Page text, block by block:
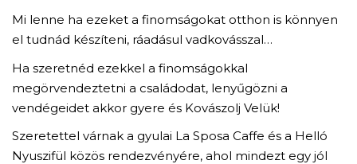
Mi lenne ha ezeket a finomságokat otthon is könnyen
el tudnád készíteni, ráadásul vadkovásszal…
Ha szeretnéd ezekkel a finomságokkal
megörvendeztetni a családodat, lenyűgözni a
vendégeidet akkor gyere és Kovászolj Velük!
Szeretettel várnak a gyulai La Sposa Caffe és a Helló
Nyuszifül közös rendezvényére, ahol mindezt egy jól